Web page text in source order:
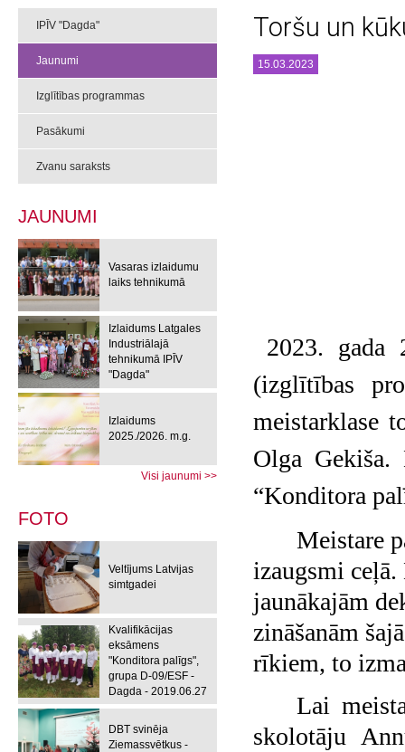
IPĪV "Dagda"
Jaunumi
Izglītības programmas
Pasākumi
Zvanu saraksts
JAUNUMI
Vasaras izlaidumu
laiks tehnikumā
Izlaidums Latgales
Industriālajā
tehnikumā IPĪV
"Dagda"
Izlaidums
2025./2026. m.g.
Visi jaunumi >>
FOTO
Veltījums Latvijas
simtgadei
Kvalifikācijas
eksāmens
"Konditora palīgs",
grupa D-09/ESF -
Dagda - 2019.06.27
DBT svinēja
Ziemassvētkus -
Toršu un
15.03.2023
2023. gada
(izglītības
meistarklase
Olga Gekiša.
“Konditora
Meistare
izaugsmi
jaunākajām
zināšanām
rīkiem, to
Lai
skolotāju